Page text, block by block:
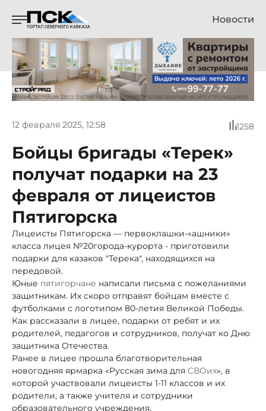
Новости
12 февраля 2025, 12:58 1258
Бойцы бригады «Терек»
получат подарки на 23
февраля от лицеистов
Пятигорска
Лицеисты Пятигорска — первоклашки-«ашники»
класса лицея №20города-курорта - приготовили
подарки для казаков "Терека", находящихся на
передовой.
Юные пятигорчане написали письма с пожеланиями
защитникам. Их скоро отправят бойцам вместе с
футболками с логотипом 80-летия Великой Победы.
Как рассказали в лицее, подарки от ребят и их
родителей, педагогов и сотрудников, получат ко Дню
защитника Отечества.
Ранее в лицее прошла благотворительная
новогодняя ярмарка «Русская зима для СВОих», в
которой участвовали лицеисты 1-11 классов и их
родители, а также учителя и сотрудники
образовательного учреждения.